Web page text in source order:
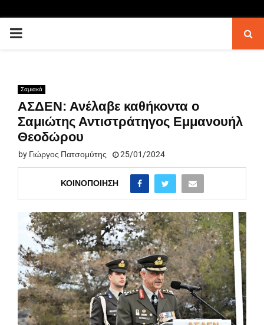
PRIMARY
Σαμιακά
ΑΣΔΕΝ: Ανέλαβε καθήκοντα ο
Σαμιώτης Αντιστράτηγος Εμμανουήλ
Θεοδώρου
by Γιώργος Πατσομύτης 25/01/2024
ΚΟΙΝΟΠΟΊΗΣΗ